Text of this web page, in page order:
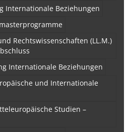
Internationale Beziehungen
Rechtswissenschaften (LL.M.)
Internationale Beziehungen
und Internationale
Studien –